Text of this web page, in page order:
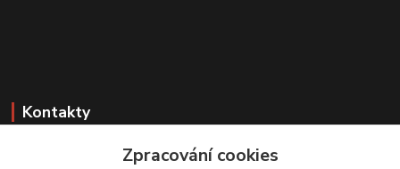
Kontakty
Zákaznická podporaZpracování cookies